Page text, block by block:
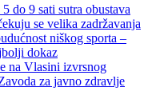
9 sati sutra obustava
se velika zadržavanja
niškog sporta –
dokaz
na Vlasini izvrsnog
za javno zdravlje